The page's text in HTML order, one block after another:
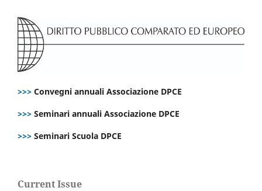
>>> Convegni annuali Associazione DPCE
>>> Seminari annuali Associazione DPCE
>>> Seminari Scuola DPCE
Current Issue